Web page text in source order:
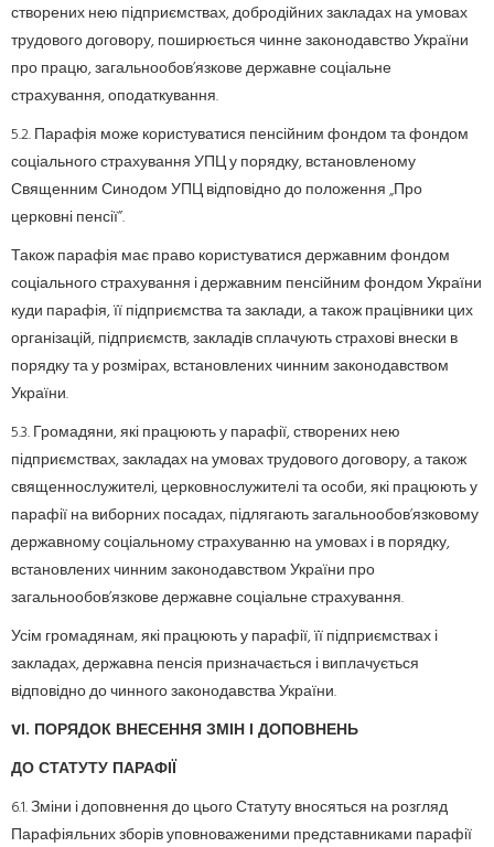
створених нею підприємствах, добродійних закладах на умовах
трудового договору, поширюється чинне законодавство України
про працю, загальнообов’язкове державне соціальне
страхування, оподаткування.
5.2. Парафія може користуватися пенсійним фондом та фондом
соціального страхування УПЦ у порядку, встановленому
Священним Синодом УПЦ відповідно до положення „Про
церковні пенсії”.
Також парафія має право користуватися державним фондом
соціального страхування і державним пенсійним фондом України
куди парафія, її підприємства та заклади, а також працівники цих
організацій, підприємств, закладів сплачують страхові внески в
порядку та у розмірах, встановлених чинним законодавством
України.
5.3. Громадяни, які працюють у парафії, створених нею
підприємствах, закладах на умовах трудового договору, а також
священнослужителі, церковнослужителі та особи, які працюють у
парафії на виборних посадах, підлягають загальнообов’язковому
державному соціальному страхуванню на умовах і в порядку,
встановлених чинним законодавством України про
загальнообов’язкове державне соціальне страхування.
Усім громадянам, які працюють у парафії, її підприємствах і
закладах, державна пенсія призначається і виплачується
відповідно до чинного законодавства України.
VІ. ПОРЯДОК ВНЕСЕННЯ ЗМІН І ДОПОВНЕНЬ
ДО СТАТУТУ ПАРАФІЇ
6.1. Зміни і доповнення до цього Статуту вносяться на розгляд
Парафіяльних зборів уповноваженими представниками парафії